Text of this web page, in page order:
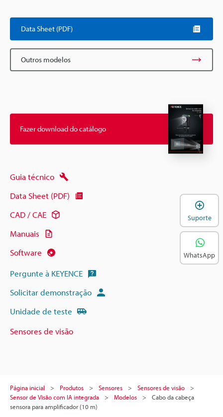
Data Sheet (PDF)
Outros modelos
Fazer download do catálogo
Guia técnico
Data Sheet (PDF)
CAD / CAE
Manuais
Software
Pergunte à KEYENCE
Solicitar demonstração
Unidade de teste
Sensores de visão
Página inicial Produtos Sensores
Sensores de visão
Sensor de Visão com IA integrada
Modelos
Cabo da cabeça
sensora para amplificador (10 m)
Suporte
WhatsApp